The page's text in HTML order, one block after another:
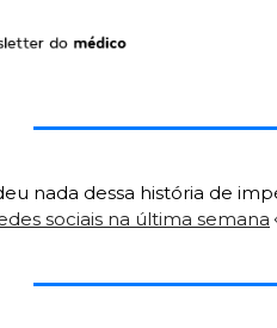
nada dessa história de
sociais na última semana